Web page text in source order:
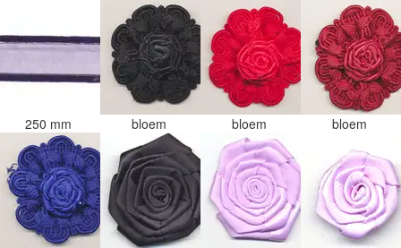
250 mm bloem bloem bloem